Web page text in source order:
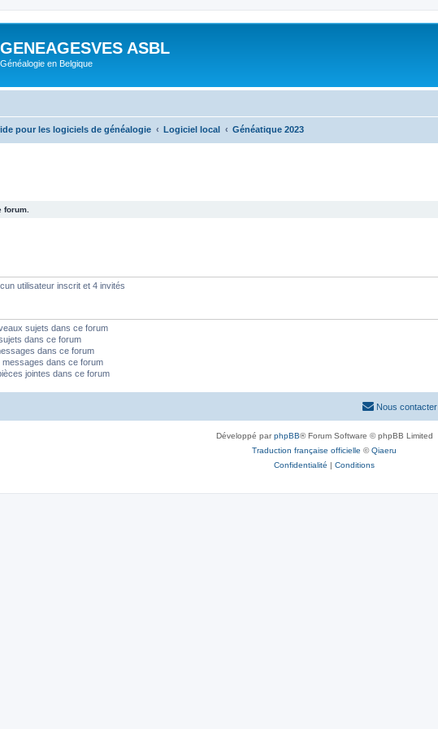
GENEAGESVES ASBL
Généalogie en Belgique
pour les logiciels de généalogie Logiciel local Généatique 2023
forum.
utilisateur inscrit et 4 invités
sujets dans ce forum
dans ce forum
dans ce forum
dans ce forum
jointes dans ce forum
Nous contacter
Développé parphpBB® Forum Software © phpBB Limited
Traduction française officielle ©Qiaeru
Confidentialité | Conditions